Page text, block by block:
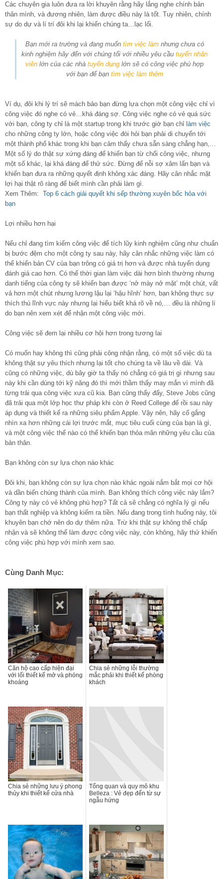
Các chuyên gia luôn đưa ra lời khuyên rằng hãy lắng nghe chính bản
thân mình, và đương nhiên, làm được điều này là tốt. Tuy nhiên, chính
sự do dự và lí trí đôi khi lại khiến chúng ta…lạc lối.
Bạn mới ra trường và đang muốn tìm việc làmnhưng chưa có
kinh nghiệm hãy đến với chúng tối với nhiều yêu cầu tuyển nhân
viên lớn của các nhà tuyển dụng lớn sẽ có công việc phù hợp
với bạn để bạn tìm việc làm thêm
Ví dụ, đôi khi lý trí sẽ mách bảo bạn đừng lựa chọn một công việc chỉ vì
công việc đó nghe có vẻ…khá đáng sợ. Công việc nghe có vẻ quá sức
với bạn, công ty chỉ là một startup trong khi trước giờ bạn chỉ làm việc
cho những công ty lớn, hoặc công việc đòi hỏi bạn phải di chuyển tới
một thành phố khác trong khi bạn cảm thấy chưa sẵn sàng chẳng hạn,…
Một số lý do thật sự xứng đáng để khiến bạn từ chối công việc, nhưng
một số khác, lại khá đáng để thử sức. Đừng để nỗi sợ xâm lấn bạn và
khiến bạn đưa ra những quyết định không xác đáng. Hãy cân nhắc mặt
lợi hại thật rõ ràng để biết mình cần phải làm gì.
Xem Thêm: Top 6 cách giải quyết khi sếp thường xuyên bốc hỏa với
bạn
Lợi nhiều hơn hại
Nếu chỉ đang tìm kiếm công việc để tích lũy kinh nghiệm cũng như chuẩn
bị bước đệm cho một công ty sau này, hãy cân nhắc những việc làm có
thể khiến bản CV của bạn trông có giá trị hơn và được nhà tuyển dụng
đánh giá cao hơn. Có thể thời gian làm việc dài hơn bình thường nhưng
danh tiếng của công ty sẽ khiến bạn được ‘nở mày nở mặt’ một chút, vất
vả hơn một chút nhưng lương lậu lại ‘hậu hĩnh’ hơn, bạn không thực sự
thích thú lĩnh vực này nhưng lại hiểu biết khá rõ về nó,… đều là những lí
do bạn nên xem xét để nhận một công việc mới.
Công việc sẽ đem lại nhiều cơ hội hơn trong tương lai
Có muốn hay không thì cũng phải công nhận rằng, có một số việc dù ta
không thật sự yêu thích nhưng lại tốt cho chúng ta về lâu về dài. Và
cũng có những việc, dù bây giờ ta thấy nó chẳng có giá trị gì nhưng sau
này khi cần dùng tới kỹ năng đó thì mới thầm thấy may mắn vì mình đã
từng trải qua công việc xưa cũ kia. Bạn cũng thấy đấy, Steve Jobs cũng
đã trải qua một lớp học thư pháp khi còn ở Reed College để rồi sau này
áp dụng và thiết kế ra những siêu phẩm Apple. Vậy nên, hãy cố gắng
nhìn xa hơn những cái lợi trước mắt, mục tiêu cuối cùng của bạn là gì,
và một công việc thế nào có thể khiến bạn thỏa mãn những yêu cầu của
bản thân.
Bạn không còn sự lựa chọn nào khác
Đôi khi, bạn không còn sự lựa chọn nào khác ngoài nắm bắt mọi cơ hội
và dần biến chúng thành của mình. Bạn không thích công việc này lắm?
Công ty này có vẻ không phù hợp? Tất cả sẽ chẳng có nghĩa lý gì nếu
bạn thất nghiệp và không kiếm ra tiền. Nếu đang trong tình huống này, tôi
khuyên bạn chớ nên do dự thêm nữa. Trừ khi thật sự không thể chấp
nhận và sẽ không thể làm được công việc này, còn không, hãy thử khiến
công việc phù hợp với mình xem sao.
Cùng Danh Mục:
Căn hộ cao cấp hiện đại
với lối thiết kế mở và phóng
khoáng
Chia sẻ những lỗi thường
mắc phải khi thiết kế phòng
khách
Chia sẻ những lưu ý phong
thủy khi thiết kế cửa nhà
Tổng quan và quy mô khu
Belleza : Vẻ đẹp đến từ sự
ngẫu hứng